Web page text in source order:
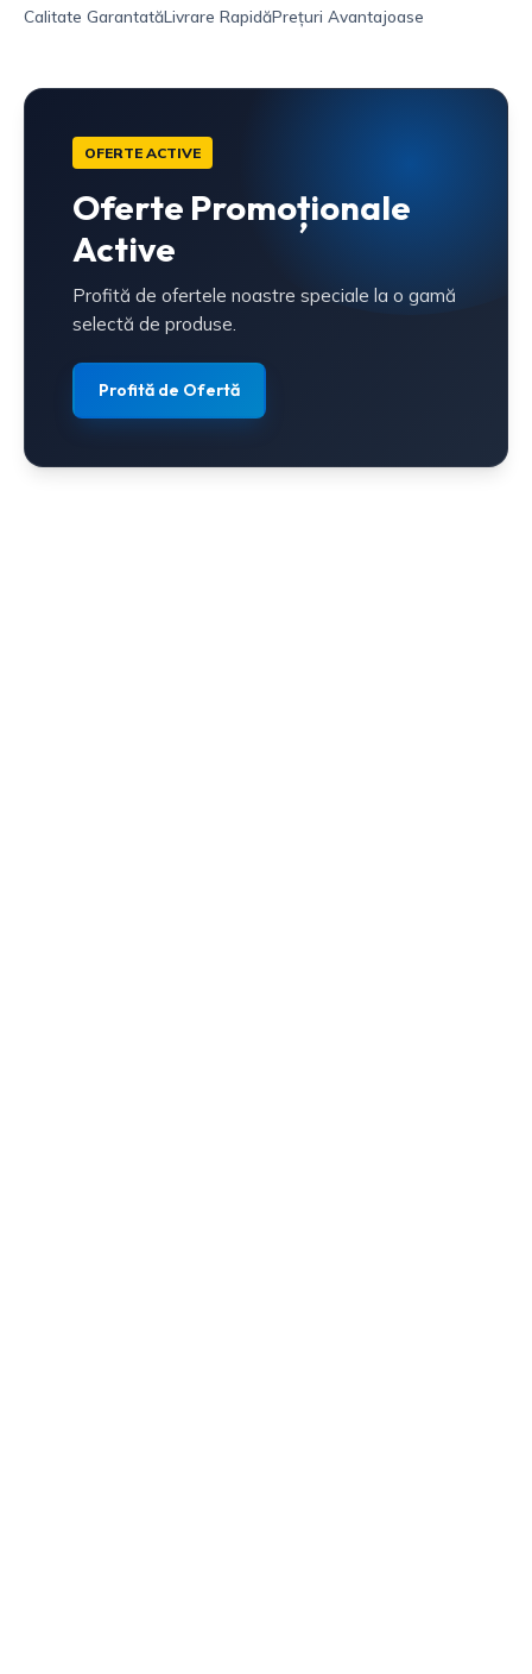
Calitate GarantatăLivrare RapidăPrețuri Avantajoase
OFERTE ACTIVE
Oferte Promoționale
Active
Profită de ofertele noastre speciale la o gamă
selectă de produse.
Profită de Ofertă